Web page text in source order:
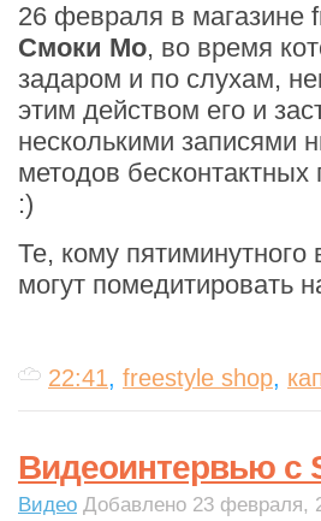
26 февраля в магазине
Смоки Мо, во время
задаром и по слухам,
этим действом его и
несколькими записями
методов
:)
Те, кому
могут помедитировать
22:41, freestyle shop,
Видеоинтервью с
Видео Добавлено 23 февраля,